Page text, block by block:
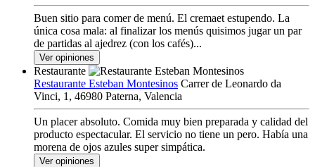
Buen sitio para comer de menú. El cremaet estupendo. La
única cosa mala: al finalizar los menús quisimos jugar un par
de partidas al ajedrez (con los cafés)...
Ver opiniones
Restaurante
Restaurante Esteban Montesinos Carrer de Leonardo da
Vinci, 1, 46980 Paterna, Valencia
Un placer absoluto. Comida muy bien preparada y calidad del
producto espectacular. El servicio no tiene un pero. Había una
morena de ojos azules super simpática.
Ver opiniones